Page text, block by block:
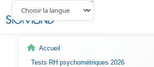
Navbar
Accueil
Tests RH psychométriques 2026